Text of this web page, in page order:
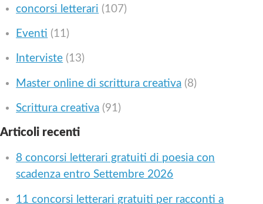
concorsi letterari (107)
Eventi (11)
Interviste (13)
Master online di scrittura creativa (8)
Scrittura creativa (91)
Articoli recenti
8 concorsi letterari gratuiti di poesia con
scadenza entro Settembre 2026
11 concorsi letterari gratuiti per racconti a